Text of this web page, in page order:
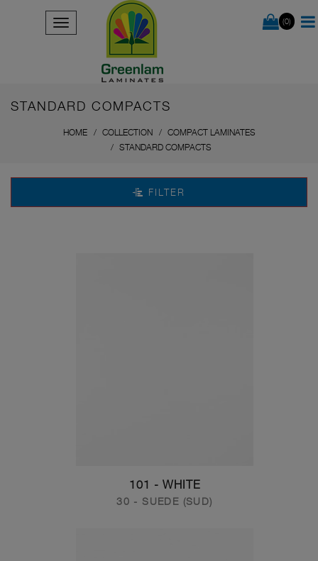
(0)
STANDARD COMPACTS
HOME COLLECTION
COMPACT LAMINATES
STANDARD COMPACTS
FILTER
101 - WHITE
30 - SUEDE (SUD)